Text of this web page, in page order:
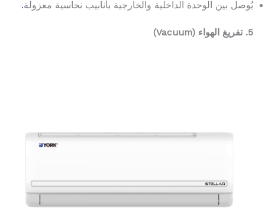
يُوصل بين الوحدة الداخلية والخارجية بأنابيب نحاسية معزولة.
5. تفريغ الهواء (Vacuum)